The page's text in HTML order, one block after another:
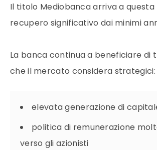
Il titolo Mediobanca arriva a questa
recupero significativo dai minimi
La banca continua a beneficiare di
che il mercato considera strategici:
elevata generazione di
politica di remunerazione
verso gli azionisti